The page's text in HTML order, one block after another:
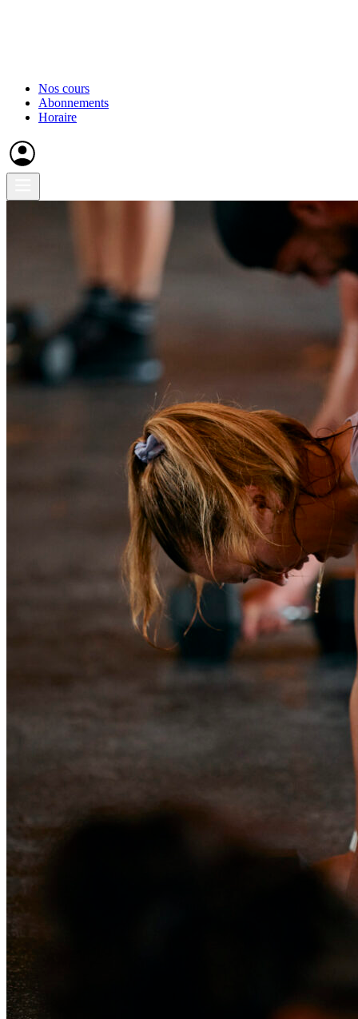
Nos cours
Abonnements
Horaire